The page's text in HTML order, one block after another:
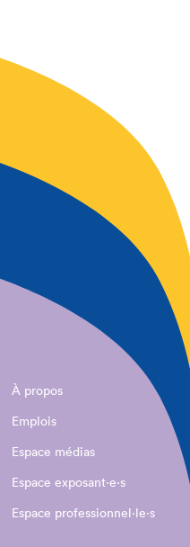
À propos
Emplois
Espace médias
Espace exposant·e⋅s
Espace professionnel·le⋅s